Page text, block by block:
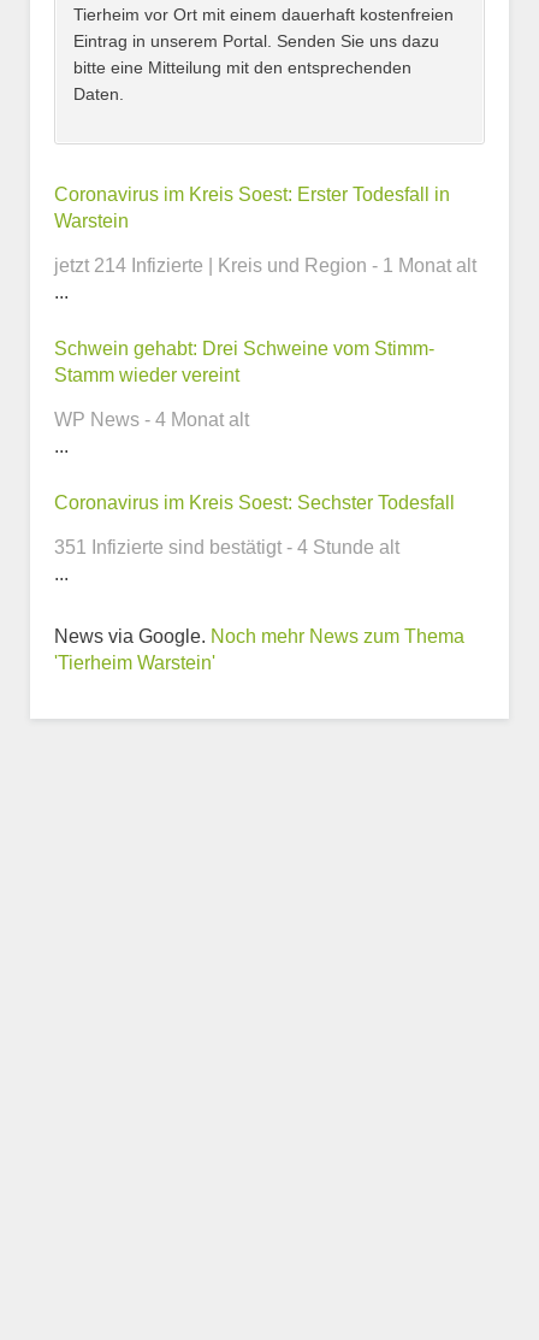
Kontaktmöglichkeiten
E-Mail-Adresse
Telefonnummer
Weitere Informationen
zum Tierheim
Tierheim vor Ort mit einem dauerhaft kostenfreien
Eintrag in unserem Portal. Senden Sie uns dazu
bitte eine Mitteilung mit den entsprechenden
Daten.
Coronavirus im Kreis Soest: Erster Todesfall in
Warstein
jetzt 214 Infizierte | Kreis und Region - 1 Monat alt
...
Schwein gehabt: Drei Schweine vom Stimm-
Stamm wieder vereint
WP News - 4 Monat alt
...
Coronavirus im Kreis Soest: Sechster Todesfall
351 Infizierte sind bestätigt - 4 Stunde alt
...
News via Google. Noch mehr News zum Thema
'Tierheim Warstein'